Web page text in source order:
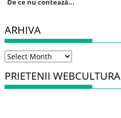
De ce nu contează...
ARHIVA
Arhiva
PRIETENII WEBCULTURA